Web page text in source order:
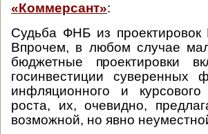
«Коммерсант»:
Судьба ФНБ из
Впрочем, в любом случае
бюджетные проектировки
госинвестиции
инфляционного и курсового
роста, их, очевидно,
возможной, но явно